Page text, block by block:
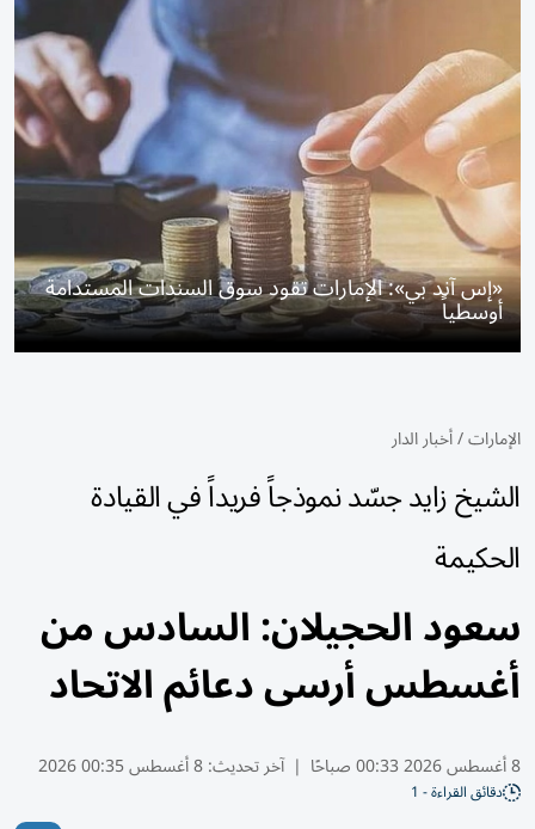
«إس آند بي»: الإمارات تقود سوق السندات المستدامة
أوسطياً
الإمارات/أخبار الدار
الشيخ زايد جسّد نموذجاً فريداً في القيادة
الحكيمة
سعود الحجيلان: السادس من
أغسطس أرسى دعائم الاتحاد
8 أغسطس 2026 00:33 صباحًا | آخر تحديث:8 أغسطس 00:35 2026
دقائق القراءة - 1